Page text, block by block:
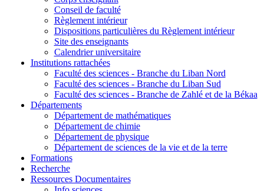
Conseil de faculté
Règlement intérieur
Dispositions particulières du Règlement intérieur
Site des enseignants
Calendrier universitaire
Institutions rattachées
Faculté des sciences - Branche du Liban Nord
Faculté des sciences - Branche du Liban Sud
Faculté des sciences - Branche de Zahlé et de la Békaa
Départements
Département de mathématiques
Département de chimie
Département de physique
Département de sciences de la vie et de la terre
Formations
Recherche
Ressources Documentaires